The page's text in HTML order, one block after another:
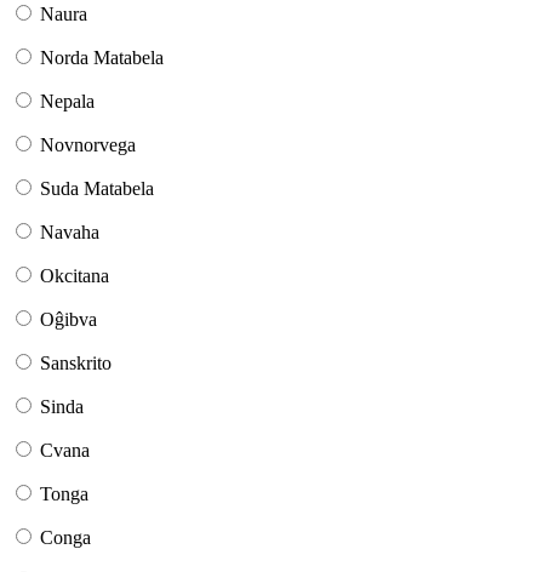
Naura
Norda Matabela
Nepala
Novnorvega
Suda Matabela
Navaha
Okcitana
Oĝibva
Sanskrito
Sinda
Cvana
Tonga
Conga